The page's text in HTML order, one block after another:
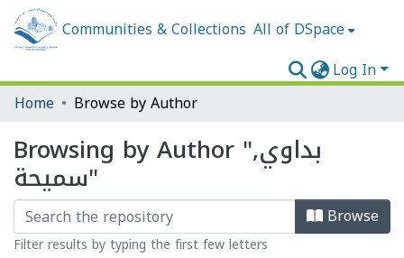
Communities & Collections All of DSpace
Log In
Home
Browse by Author
Browsing by Author "بداوي,
سميحة"
Browse
Filter results by typing the first few letters